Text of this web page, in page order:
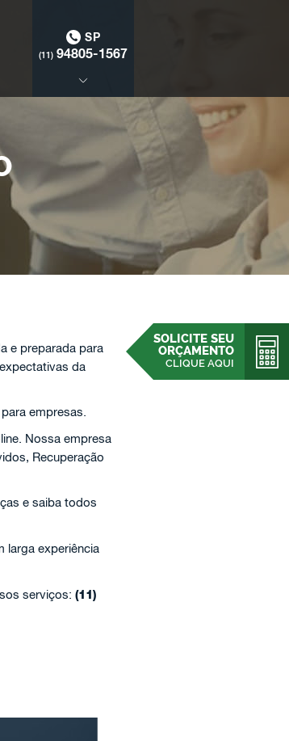
SP
(11) 94805-1567
SOLICITE SEU
ORÇAMENTO
CLIQUE AQUI
e preparada para
da
empresas.
Nossa empresa
Recuperação
e saiba todos
larga experiência
serviços: (11)